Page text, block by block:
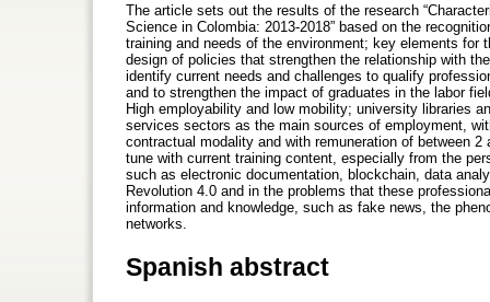
The article sets out the results of the research
Science in Colombia: 2013-2018” based on the
training and needs of the environment; key elements for
design of policies that strengthen the relationship with
identify current needs and challenges to qualify
and to strengthen the impact of graduates in the labor
High employability and low mobility; university libraries
services sectors as the main sources of employment,
contractual modality and with remuneration of between
tune with current training content, especially from the
such as electronic documentation, blockchain, data
Revolution 4.0 and in the problems that these
information and knowledge, such as fake news, the
networks.
Spanish abstract